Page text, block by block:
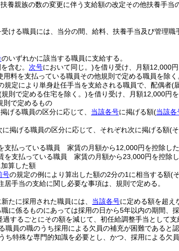
養親族の数の変更に伴う支給額の改定その他扶養手当
ける職員には、当分の間、給料、扶養手当及び管理
のいずれかに該当する職員に支給する。
含む。 次号において同じ。)を借り受け、月額12,000
料を支払っている職員その他規則で定める職員を除く
規定により単身赴任手当を支給される職員で、配偶者(
規則で定める住宅を除く。)を借り受け、月額12,000円
則で定めるもの
げる職員の区分に応じて、 当該各号に掲げる額(当該各
掲げる職員の区分に応じて、それぞれ次に掲げる額(
支払っている職員 家賃の月額から12,000円を控除し
を支払っている職員 家賃の月額から23,000円を控除
算した額
号の規定の例により算出した額の2分の1に相当する額(
居手当の支給に関し必要な事項は、規則で定める。
たに採用された職員には、 当該各号に定める額を超え
職に係るものにあっては採用の日から5年以内の期間、
過するごとにその額を減じて、初任給調整手当として支
職員の職のうち採用による欠員の補充が困難である
ち特殊な専門的知識を必要とし、かつ、採用による欠